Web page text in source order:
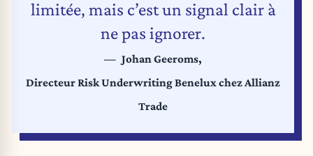
limitée, mais c’est un signal clair à
ne pas ignorer.
Johan Geeroms,
Directeur Risk Underwriting Benelux chez Allianz
Trade